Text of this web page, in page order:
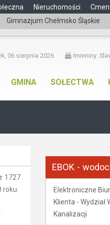
Gimnazjum Chełmsko Śląskie
Nieruchomości
06 sierpnia 2026 Imieniny:
GMINA SOŁECTWA
1727
EBOK -
Elektroniczne
Klienta - Wydział
Kanalizacji